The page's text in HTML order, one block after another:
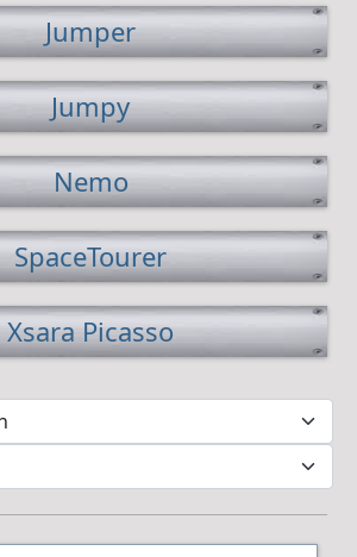
Jumper
Jumpy
Nemo
SpaceTourer
Xsara Picasso